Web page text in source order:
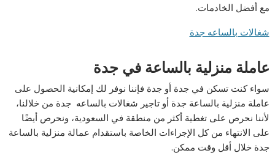
مع أفضل الخادمات.
شغالات بالساعه جدة
عاملة منزلية بالساعة في جدة
سواء كنت تسكن في جدة أو جدة فإننا نوفر لك إمكانية الحصول على
عاملة منزلية بالساعة جدة أو تاجير شغالات بالساعه جدة من خلالنا،
لأننا نحرص على تغطية أكثر من منطقة في السعودية، ونحرص أيضًا
على الانتهاء من كل الإجراءات الخاصة باستقدام عمالة منزلية بالساعة
جدة خلال أقل وقت ممكن.